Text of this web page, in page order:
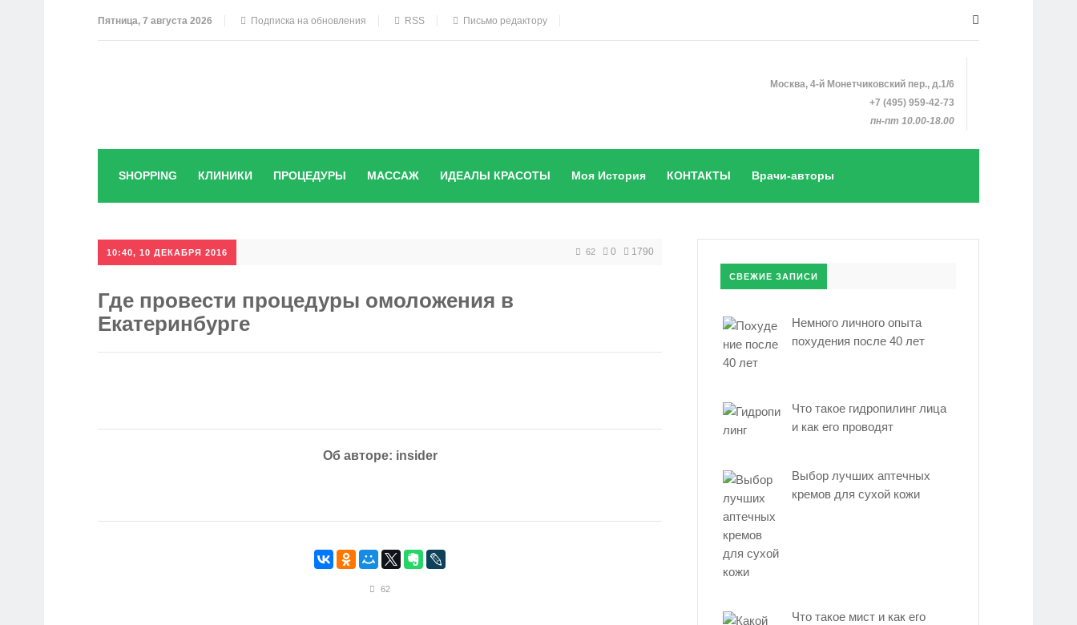
Пятница, 7 августа 2026 Подписка на обновления RSS Письмо редактору
Москва, 4-й Монетчиковский пер., д.1/6
+7 (495) 959-42-73
пн-пт 10.00-18.00
SHOPPING КЛИНИКИ ПРОЦЕДУРЫ МАССАЖ ИДЕАЛЫ КРАСОТЫ Моя История КОНТАКТЫ Врачи-авторы
10:40, 10 ДЕКАБРЯ 2016 62 0 1790
Где провести процедуры омоложения в
Екатеринбурге
Об авторе: insider
62
СВЕЖИЕ ЗАПИСИ
Немного личного опыта
похудения после 40 лет
Что такое гидропилинг лица
и как его проводят
Выбор лучших аптечных
кремов для сухой кожи
Что такое мист и как его